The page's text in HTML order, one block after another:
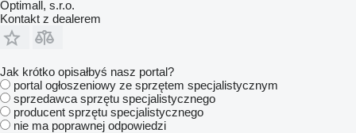
Optimall, s.r.o.
Kontakt z dealerem
Jak krótko opisałbyś nasz portal?
portal ogłoszeniowy ze sprzętem specjalistycznym
sprzedawca sprzętu specjalistycznego
producent sprzętu specjalistycznego
nie ma poprawnej odpowiedzi